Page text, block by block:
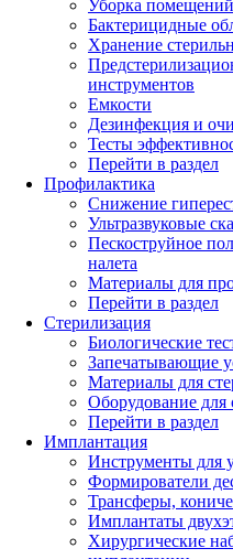
Уборка помещений
Бактерицидные
Хранение
инструментов
Емкости
Дезинфекция и
Тесты
Перейти в раздел
Профилактика
Снижение
Ультразвуковые
Пескоструйное
налета
Материалы для
Перейти в раздел
Стерилизация
Биологические
Запечатывающие
Материалы для
Оборудование для
Перейти в раздел
Имплантация
Инструменты для
Формирователи
Трансферы,
Имплантаты
Хирургические